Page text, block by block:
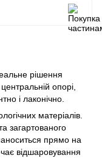
рішення
опорі,
і лаконічно.
матеріалів.
загартованого
прямо на
відшаровування